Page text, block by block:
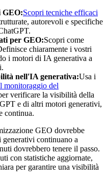
GEO:Scopri tecniche efficaci
autorevoli e specifiche
per GEO:Scopri come
chiaramente i vostri
i motori di IA generativa a
nell'IA generativa:Usa i
monitoraggio del
verificare la visibilità della
e di altri motori generativi,
continua.
GEO dovrebbe
generativi continuano a
dovrebbero tenere il passo.
con statistiche aggiornate,
per garantire una visibilità